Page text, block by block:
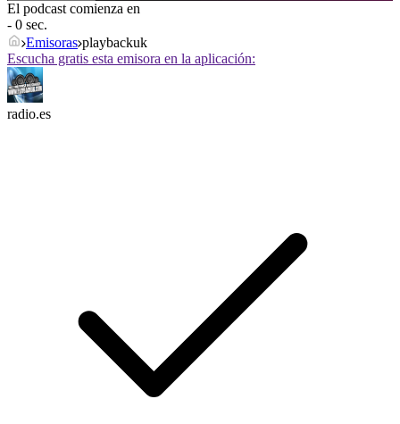
El podcast comienza en
- 0 sec.
Emisoras playbackuk
Escucha gratis esta emisora en la aplicación:
radio.es